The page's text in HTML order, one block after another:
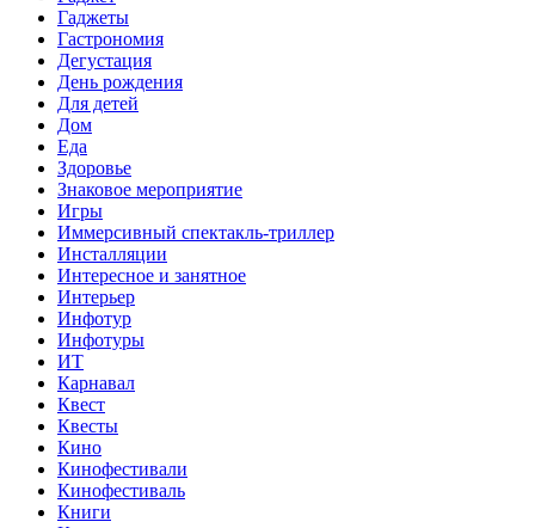
Гаджеты
Гастрономия
Дегустация
День рождения
Для детей
Дом
Еда
Здоровье
Знаковое мероприятие
Игры
Иммерсивный спектакль-триллер
Инсталляции
Интересное и занятное
Интерьер
Инфотур
Инфотуры
ИТ
Карнавал
Квест
Квесты
Кино
Кинофестивали
Кинофестиваль
Книги